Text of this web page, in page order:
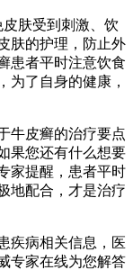
肤受到刺激、饮
肤的护理，防止外
患者平时注意饮食
为了自身的健康，
牛皮癣的治疗要点
果您还有什么想要
家提醒，患者平时
地配合，才是治疗
疾病相关信息，医
专家在线为您解答